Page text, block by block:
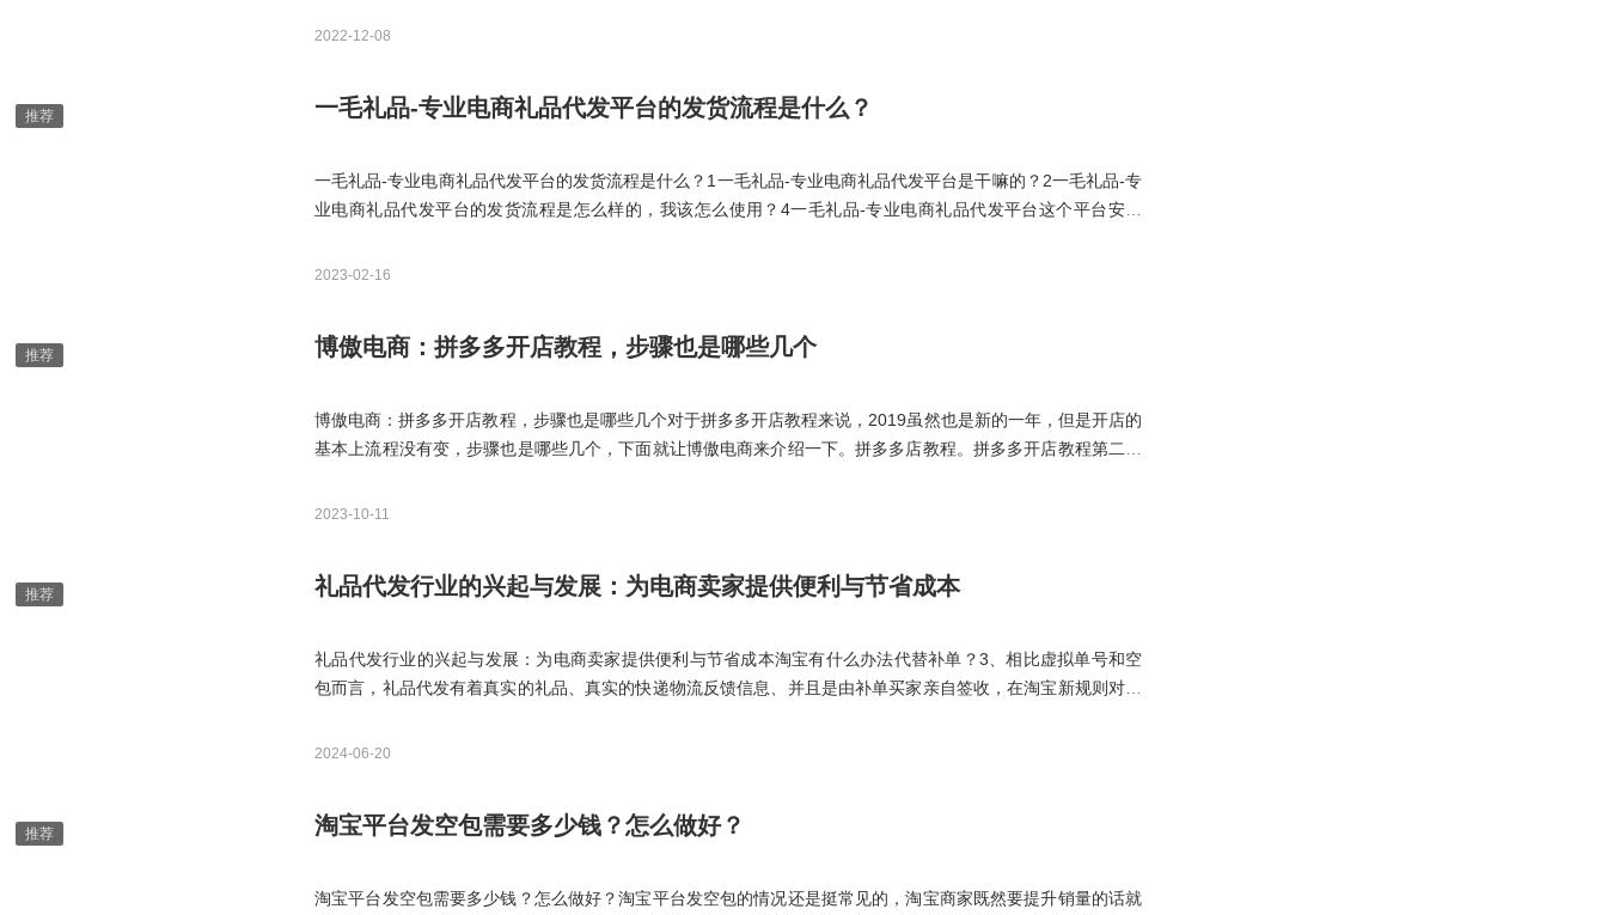
我刚刚提到的。基本上你只要补单，你得同时伴随收藏加购。如果说你说我操作了一周，我还是起不来，不是方
2022-12-08
一毛礼品-专业电商礼品代发平台的发货流程是什么？
一毛礼品-专业电商礼品代发平台的发货流程是什么？1一毛礼品-专业电商礼品代发平台是干嘛的？2一毛礼品-专
业电商礼品代发平台的发货流程是怎么样的，我该怎么使用？4一毛礼品-专业电商礼品代发平台这个平台安全
算的？9为什么一毛礼品-专业电商礼品代发平台的快递和礼品这么便宜？19一毛礼品代发平台支持批量发货吗？
2023-02-16
博傲电商：拼多多开店教程，步骤也是哪些几个
博傲电商：拼多多开店教程，步骤也是哪些几个对于拼多多开店教程来说，2019虽然也是新的一年，但是开店的
基本上流程没有变，步骤也是哪些几个，下面就让博傲电商来介绍一下。拼多多店教程。拼多多开店教程第二个
2023-10-11
礼品代发行业的兴起与发展：为电商卖家提供便利与节省成本
礼品代发行业的兴起与发展：为电商卖家提供便利与节省成本淘宝有什么办法代替补单？3、相比虚拟单号和空
包而言，礼品代发有着真实的礼品、真实的快递物流反馈信息、并且是由补单买家亲自签收，在淘宝新规则对发
2024-06-20
淘宝平台发空包需要多少钱？怎么做好？
淘宝平台发空包需要多少钱？怎么做好？淘宝平台发空包的情况还是挺常见的，淘宝商家既然要提升销量的话就